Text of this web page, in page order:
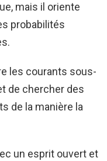
mais il oriente
probabilités
les courants sous-
de chercher des
de la manière la
un esprit ouvert et